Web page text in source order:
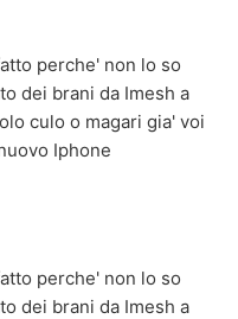
perche' non lo so
dei brani da Imesh a
culo o magari gia' voi
Iphone
perche' non lo so
dei brani da Imesh a